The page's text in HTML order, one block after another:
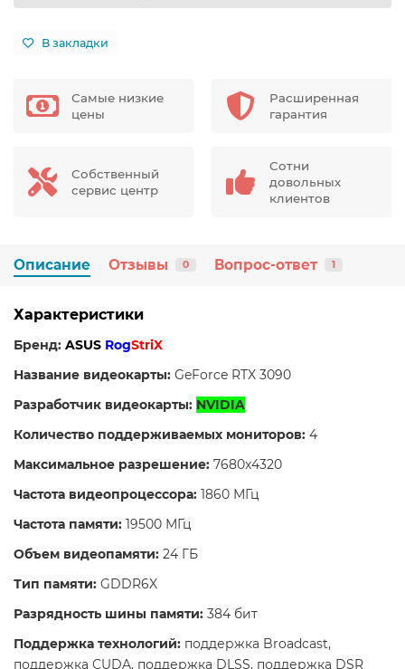
В закладки
Самые низкие
цены
Расширенная
гарантия
Собственный
сервис центр
Сотни
довольных
клиентов
Описание Отзывы 0 Вопрос-ответ 1
Характеристики
Бренд: ASUS RogStriX
Название видеокарты: GeForce RTX 3090
Разработчик видеокарты: NVIDIA
Количество поддерживаемых мониторов: 4
Максимальное разрешение: 7680x4320
Частота видеопроцессора: 1860 МГц
Частота памяти: 19500 МГц
Объем видеопамяти: 24 ГБ
Тип памяти: GDDR6X
Разрядность шины памяти: 384 бит
Поддержка технологий: поддержка Broadcast,
поддержка CUDA, поддержка DLSS, поддержка DSR